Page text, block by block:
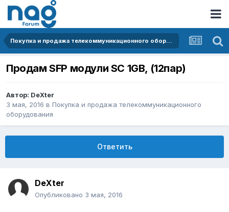
Покупка и продажа телекоммуникационного оборудования
Продам SFP модули SC 1GB, (12пар)
Автор: DeXter
3 мая, 2016 в Покупка и продажа телекоммуникационного
оборудования
Ответить
DeXter
Опубликовано 3 мая, 2016